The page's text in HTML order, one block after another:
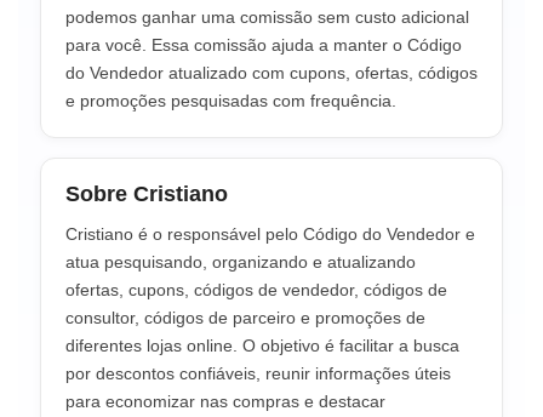
podemos ganhar uma comissão sem custo adicional
para você. Essa comissão ajuda a manter o Código
do Vendedor atualizado com cupons, ofertas, códigos
e promoções pesquisadas com frequência.
Sobre Cristiano
Cristiano é o responsável pelo Código do Vendedor e
atua pesquisando, organizando e atualizando
ofertas, cupons, códigos de vendedor, códigos de
consultor, códigos de parceiro e promoções de
diferentes lojas online. O objetivo é facilitar a busca
por descontos confiáveis, reunir informações úteis
para economizar nas compras e destacar